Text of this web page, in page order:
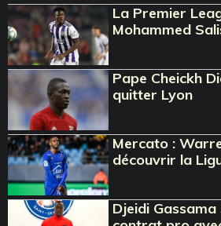
La Premier
Mohammed
Pape Cheickh
quitter Lyon
Mercato :
découvrir la
Djeidi